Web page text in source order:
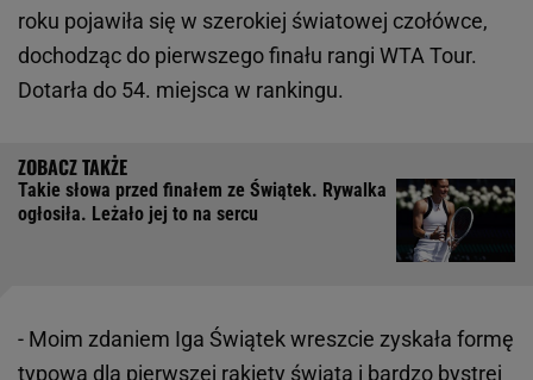
roku pojawiła się w szerokiej światowej czołówce,
dochodząc do pierwszego finału rangi WTA Tour.
Dotarła do 54. miejsca w rankingu.
Takie słowa przed finałem ze Świątek. Rywalka
ogłosiła. Leżało jej to na sercu
- Moim zdaniem Iga Świątek wreszcie zyskała formę
typową dla pierwszej rakiety świata i bardzo bystrej